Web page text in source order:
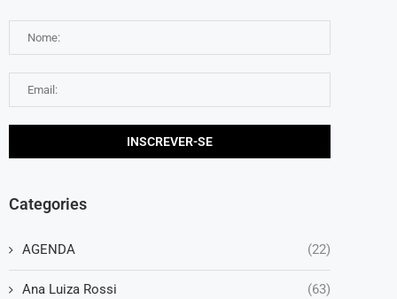
Categories
AGENDA (22)
Ana Luiza Rossi (63)